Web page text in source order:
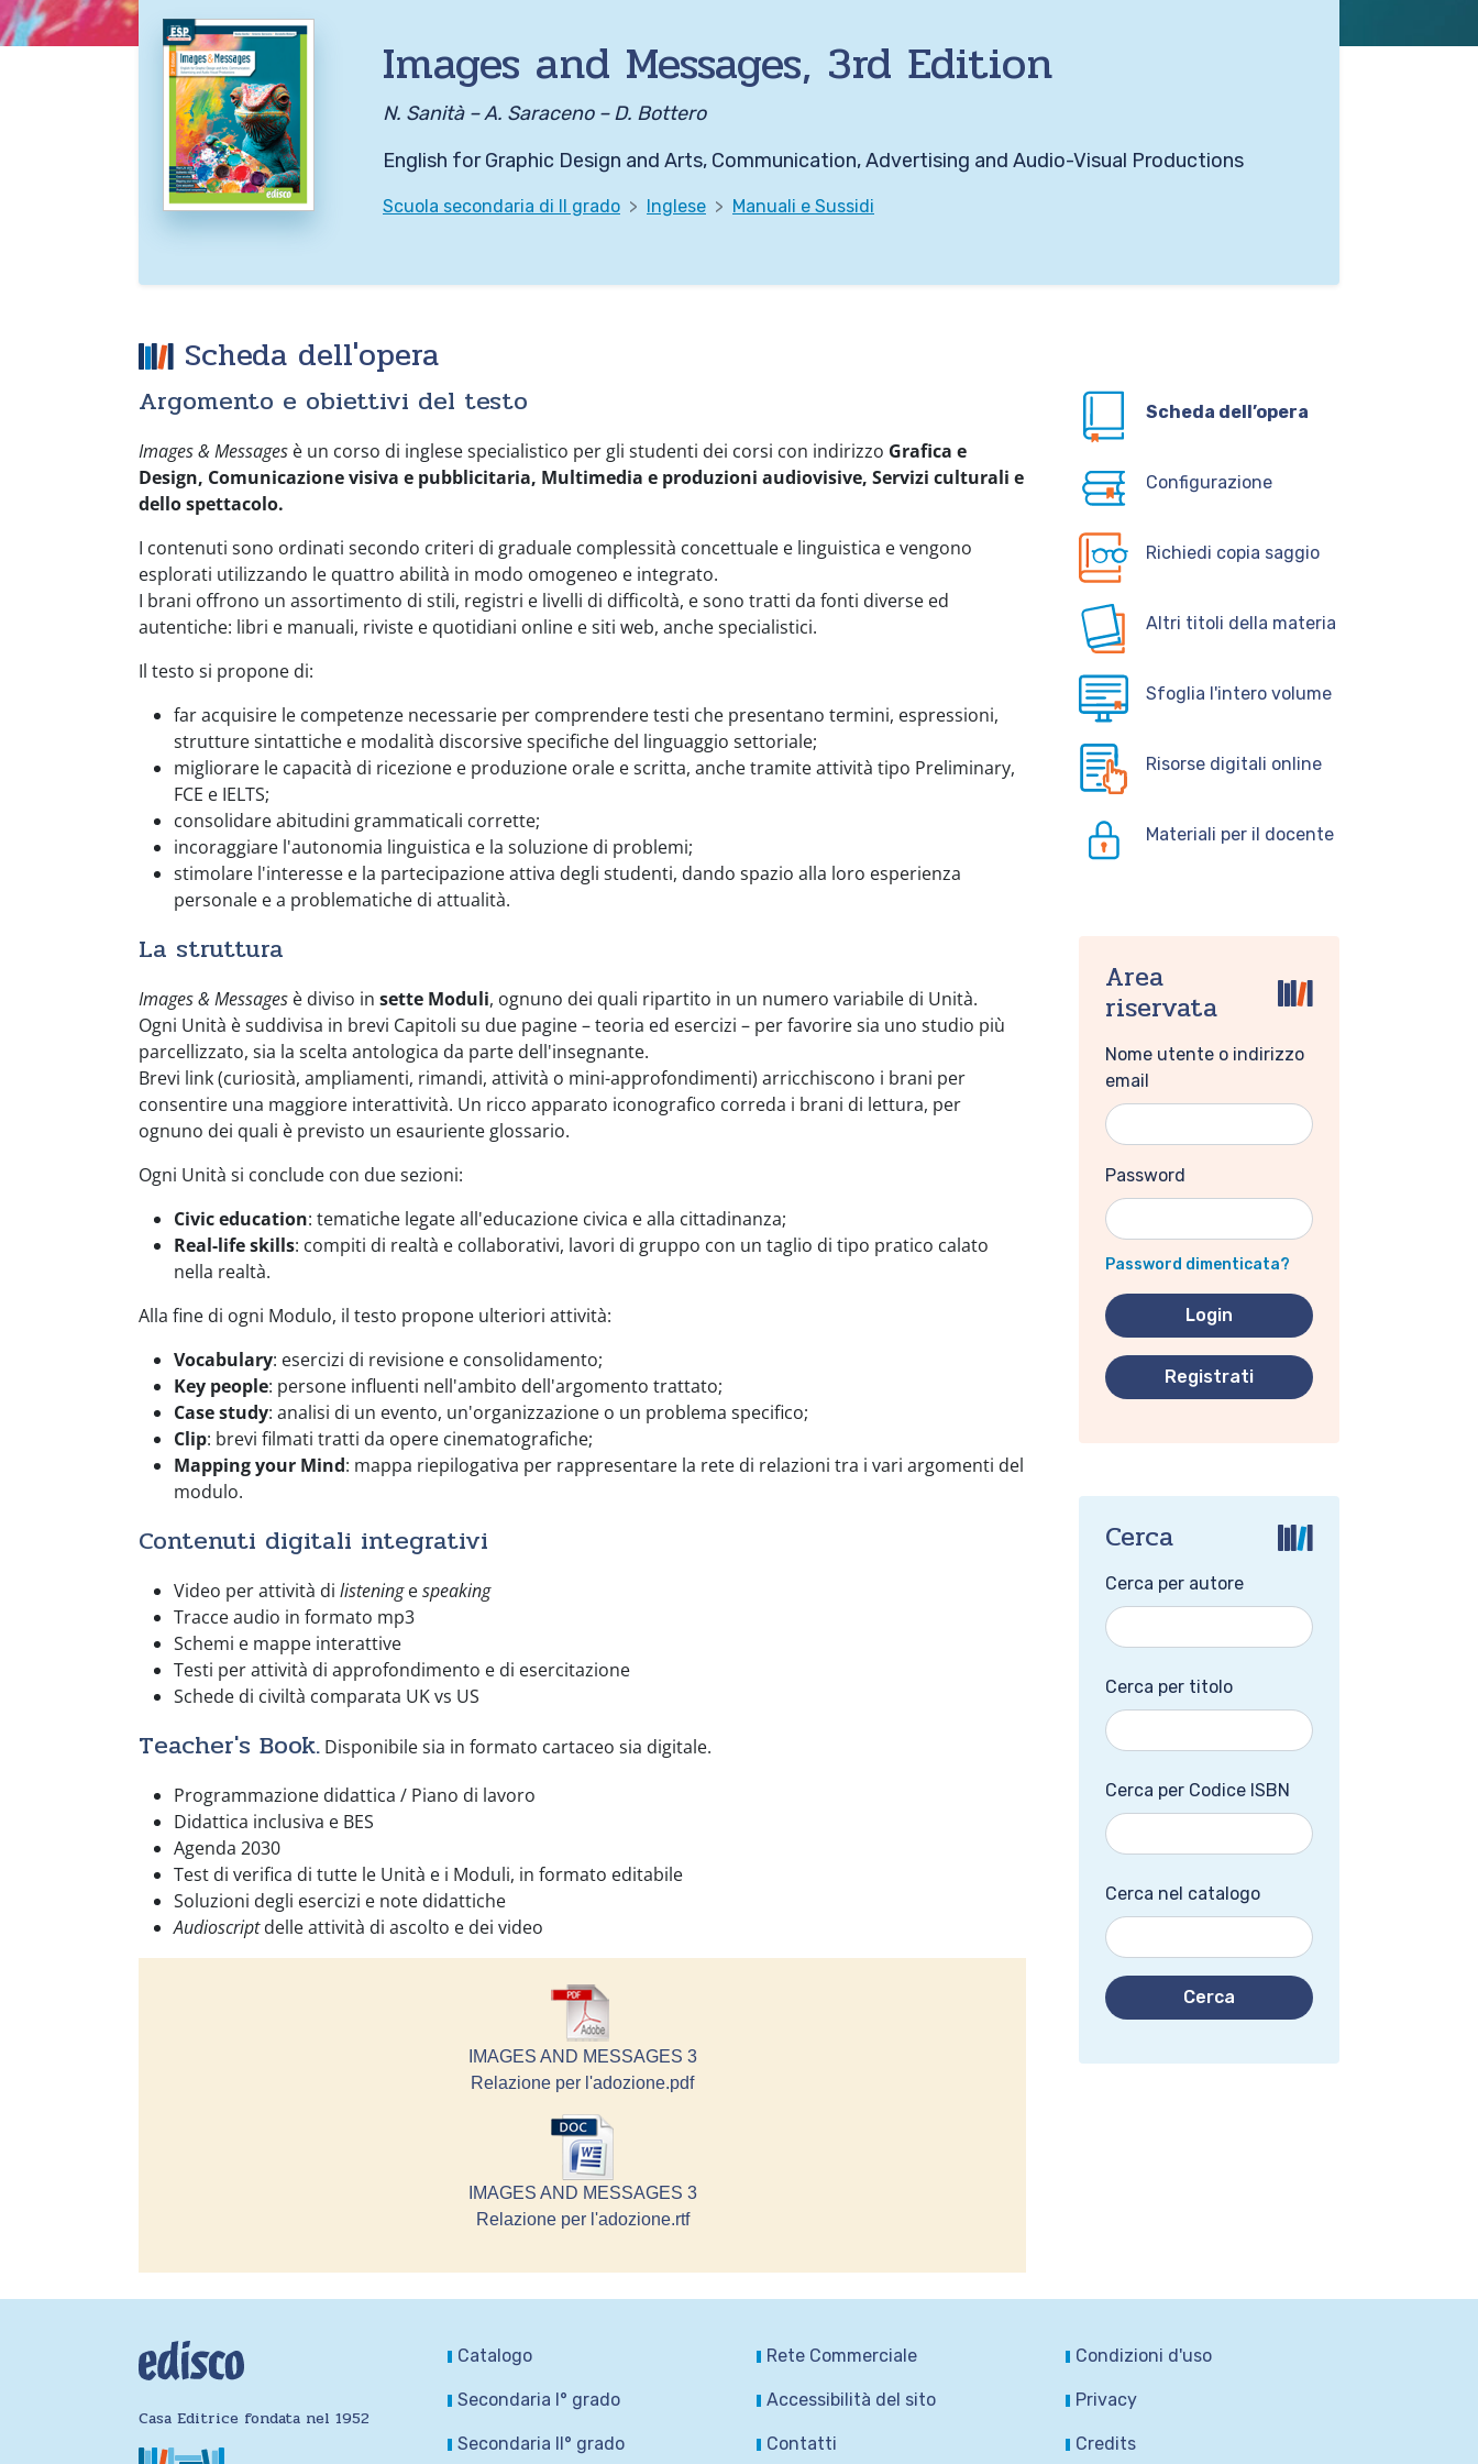
Images and Messages, 3rd Edition
N. Sanità – A. Saraceno – D. Bottero
English for Graphic Design and Arts, Communication, Advertising and Audio-Visual Productions
Scuola secondaria di II grado Inglese Manuali e Sussidi
Scheda dell'opera
Argomento e obiettivi del testo
Images & Messages è un corso di inglese specialistico per gli studenti dei corsi con indirizzo Grafica e
Design, Comunicazione visiva e pubblicitaria, Multimedia e produzioni audiovisive, Servizi culturali e
dello spettacolo.
I contenuti sono ordinati secondo criteri di graduale complessità concettuale e linguistica e vengono
esplorati utilizzando le quattro abilità in modo omogeneo e integrato.
I brani offrono un assortimento di stili, registri e livelli di difficoltà, e sono tratti da fonti diverse ed
autentiche: libri e manuali, riviste e quotidiani online e siti web, anche specialistici.
Il testo si propone di:
far acquisire le competenze necessarie per comprendere testi che presentano termini, espressioni,
strutture sintattiche e modalità discorsive specifiche del linguaggio settoriale;
migliorare le capacità di ricezione e produzione orale e scritta, anche tramite attività tipo Preliminary,
FCE e IELTS;
consolidare abitudini grammaticali corrette;
incoraggiare l'autonomia linguistica e la soluzione di problemi;
stimolare l'interesse e la partecipazione attiva degli studenti, dando spazio alla loro esperienza
personale e a problematiche di attualità.
La struttura
Images & Messages è diviso in sette Moduli, ognuno dei quali ripartito in un numero variabile di Unità.
Ogni Unità è suddivisa in brevi Capitoli su due pagine – teoria ed esercizi – per favorire sia uno studio più
parcellizzato, sia la scelta antologica da parte dell'insegnante.
Brevi link (curiosità, ampliamenti, rimandi, attività o mini-approfondimenti) arricchiscono i brani per
consentire una maggiore interattività. Un ricco apparato iconografico correda i brani di lettura, per
ognuno dei quali è previsto un esauriente glossario.
Ogni Unità si conclude con due sezioni:
Civic education: tematiche legate all'educazione civica e alla cittadinanza;
Real-life skills: compiti di realtà e collaborativi, lavori di gruppo con un taglio di tipo pratico calato
nella realtà.
Alla fine di ogni Modulo, il testo propone ulteriori attività:
Vocabulary: esercizi di revisione e consolidamento;
Key people: persone influenti nell'ambito dell'argomento trattato;
Case study: analisi di un evento, un'organizzazione o un problema specifico;
Clip: brevi filmati tratti da opere cinematografiche;
Mapping your Mind: mappa riepilogativa per rappresentare la rete di relazioni tra i vari argomenti del
modulo.
Contenuti digitali integrativi
Video per attività di listeningespeaking
Tracce audio in formato mp3
Schemi e mappe interattive
Testi per attività di approfondimento e di esercitazione
Schede di civiltà comparata UK vs US
Teacher's Book. Disponibile sia in formato cartaceo sia digitale.
Programmazione didattica / Piano di lavoro
Didattica inclusiva e BES
Agenda 2030
Test di verifica di tutte le Unità e i Moduli, in formato editabile
Soluzioni degli esercizi e note didattiche
Audioscriptdelle attività di ascolto e dei video
IMAGES AND MESSAGES 3
Relazione per l'adozione.pdf
IMAGES AND MESSAGES 3
Relazione per l'adozione.rtf
Scheda dell’opera
Configurazione
Richiedi copia saggio
Altri titoli della materia
Sfoglia l'intero volume
Risorse digitali online
Materiali per il docente
Area
riservata
Nome utente o indirizzo
email
Password
Password dimenticata?
Registrati
Cerca
Cerca per autore
Cerca per titolo
Cerca per Codice ISBN
Cerca nel catalogo
Cerca
Casa Editrice fondata nel 1952
Catalogo
Secondaria I° grado
Secondaria II° grado
Rete Commerciale
Accessibilità del sito
Contatti
Condizioni d'uso
Privacy
Credits